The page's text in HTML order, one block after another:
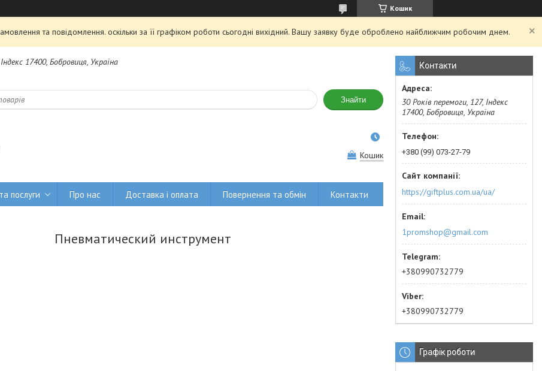
Кошик
та повідомлення. оскільки за її графіком роботи сьогодні вихідний. Вашу заявку буде оброблено найближчим робочим днем.
17400, Бобровиця, Україна
Знайти
Кошик
послуги Про нас Доставка і оплата Повернення та обмін Контакти
Пневматический инструмент
Контакти
30 Років перемоги, 127, Індекс
17400, Бобровиця, Україна
+380 (99) 073-27-79
https://giftplus.com.ua/ua/
1promshop@gmail.com
+380990732779
+380990732779
Графік роботи